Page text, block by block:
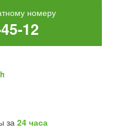
номеру
12
за 24 часа